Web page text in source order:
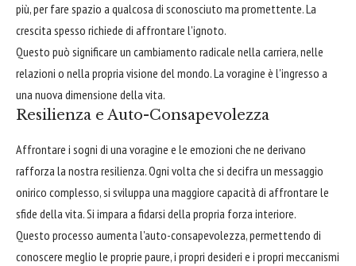
più, per fare spazio a qualcosa di sconosciuto ma promettente. La
crescita spesso richiede di affrontare l'ignoto.
Questo può significare un cambiamento radicale nella carriera, nelle
relazioni o nella propria visione del mondo. La voragine è l'ingresso a
una nuova dimensione della vita.
Resilienza e Auto-Consapevolezza
Affrontare i sogni di una voragine e le emozioni che ne derivano
rafforza la nostra resilienza. Ogni volta che si decifra un messaggio
onirico complesso, si sviluppa una maggiore capacità di affrontare le
sfide della vita. Si impara a fidarsi della propria forza interiore.
Questo processo aumenta l'auto-consapevolezza, permettendo di
conoscere meglio le proprie paure, i propri desideri e i propri meccanismi